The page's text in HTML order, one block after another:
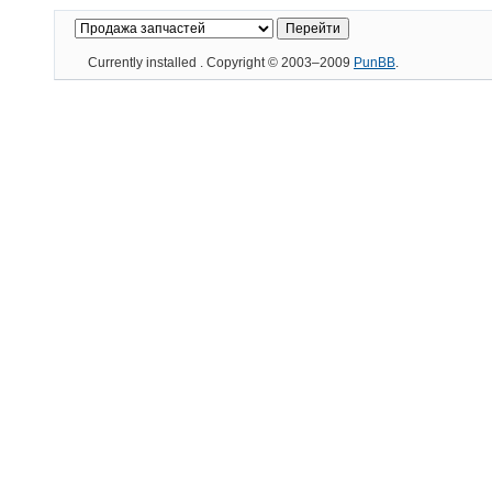
Currently installed . Copyright © 2003–2009 PunBB